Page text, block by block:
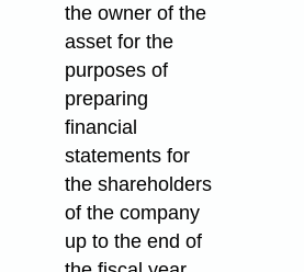
the owner of the
asset for the
purposes of
preparing
financial
statements for
the shareholders
of the company
up to the end of